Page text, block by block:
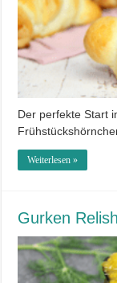
Der perfekte Start
Weiterlesen »
Gurken Relish